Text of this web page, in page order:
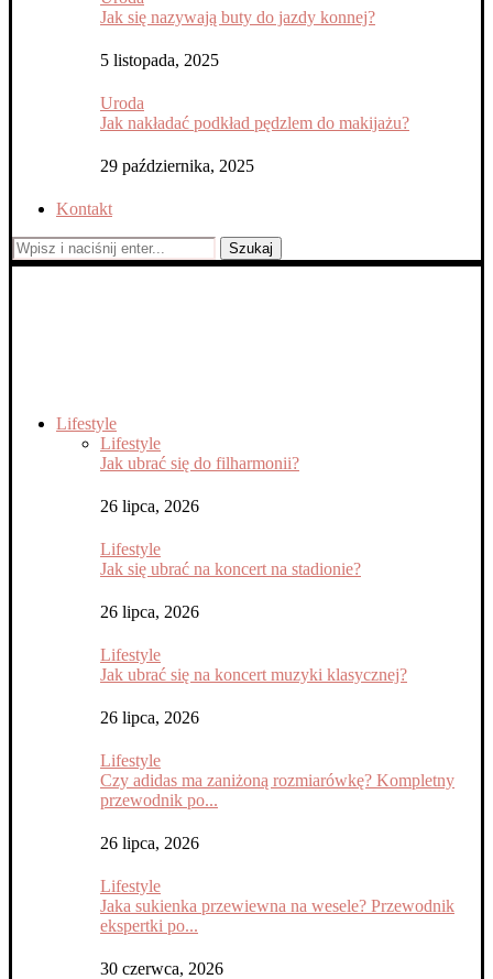
Jak się nazywają buty do jazdy konnej?
5 listopada, 2025
Uroda
Jak nakładać podkład pędzlem do makijażu?
29 października, 2025
Kontakt
Szukaj
Lifestyle
Lifestyle
Jak ubrać się do filharmonii?
26 lipca, 2026
Lifestyle
Jak się ubrać na koncert na stadionie?
26 lipca, 2026
Lifestyle
Jak ubrać się na koncert muzyki klasycznej?
26 lipca, 2026
Lifestyle
Czy adidas ma zaniżoną rozmiarówkę? Kompletny
przewodnik po...
26 lipca, 2026
Lifestyle
Jaka sukienka przewiewna na wesele? Przewodnik
ekspertki po...
30 czerwca, 2026